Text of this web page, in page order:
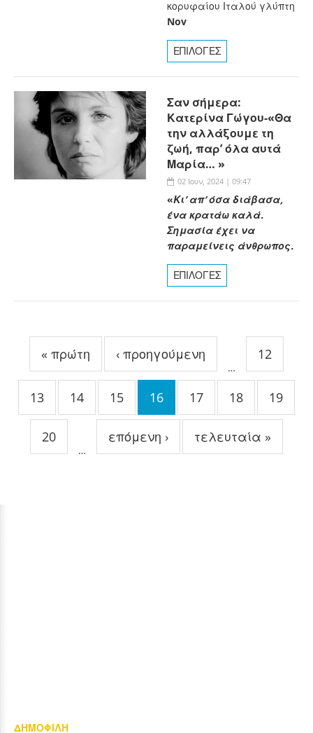
κορυφαίου Ιταλού γλύπτη
Nov
ΕΠΙΛΟΓΕΣ
Σαν σήμερα:
Κατερίνα Γώγου-«Θα
την αλλάξουμε τη
ζωή, παρ’ όλα αυτά
Μαρία… »
02 Ιουν, 2024 | 09:47
«Κι’ απ’ όσα διάβασα,
ένα κρατάω καλά.
Σημασία έχει να
παραμείνεις άνθρωπος.
ΕΠΙΛΟΓΕΣ
« πρώτη ‹ προηγούμενη
…
12
13 14 15 16 17 18 19
20
…
επόμενη › τελευταία »
ΔΗΜΟΦΙΛΗ